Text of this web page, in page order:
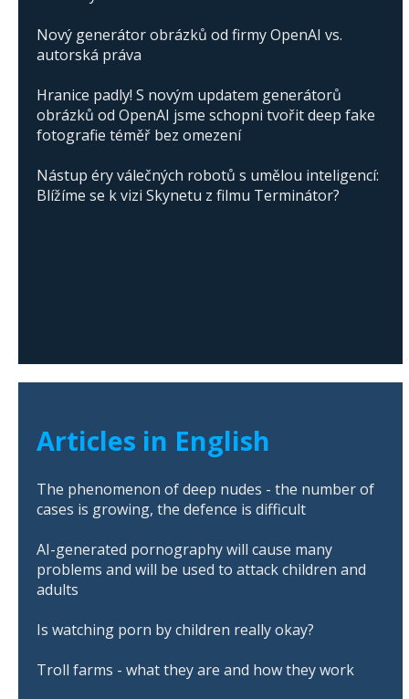
Nový generátor obrázků od firmy OpenAI vs.
autorská práva
Hranice padly! S novým updatem generátorů
obrázků od OpenAI jsme schopni tvořit deep fake
fotografie téměř bez omezení
Nástup éry válečných robotů s umělou inteligencí:
Blížíme se k vizi Skynetu z filmu Terminátor?
Articles in English
The phenomenon of deep nudes - the number of
cases is growing, the defence is difficult
AI-generated pornography will cause many
problems and will be used to attack children and
adults
Is watching porn by children really okay?
Troll farms - what they are and how they work